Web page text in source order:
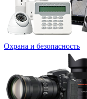
Охрана и безопасность